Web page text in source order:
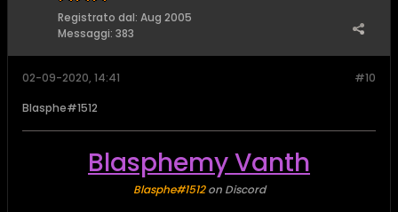
Registrato dal: Aug 2005
Messaggi: 383
#10
02-09-2020, 14:41
Blasphe#1512
Blasphemy Vanth
Blasphe#1512on Discord